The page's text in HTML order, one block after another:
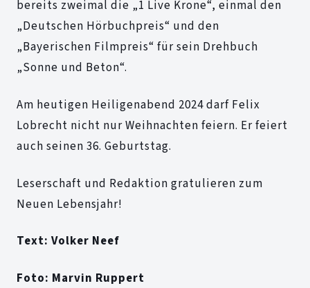
bereits zweimal die „1 Live Krone“, einmal den
„Deutschen Hörbuchpreis“ und den
„Bayerischen Filmpreis“ für sein Drehbuch
„Sonne und Beton“.
Am heutigen Heiligenabend 2024 darf Felix
Lobrecht nicht nur Weihnachten feiern. Er feiert
auch seinen 36. Geburtstag.
Leserschaft und Redaktion gratulieren zum
Neuen Lebensjahr!
Text: Volker Neef
Foto: Marvin Ruppert